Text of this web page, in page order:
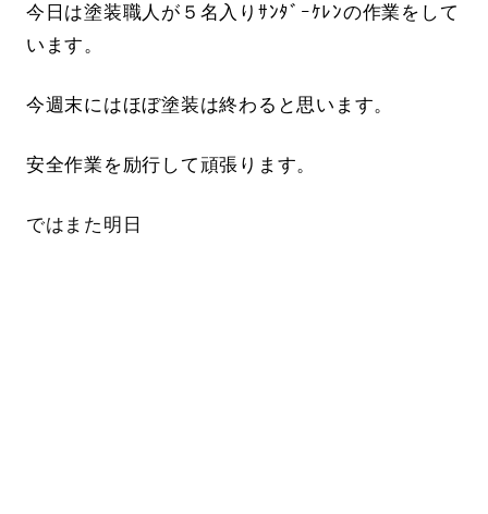
今日は塗装職人が５名入りｻﾝﾀﾞｰｹﾚﾝの作業をして
います。
今週末にはほぼ塗装は終わると思います。
安全作業を励行して頑張ります。
ではまた明日